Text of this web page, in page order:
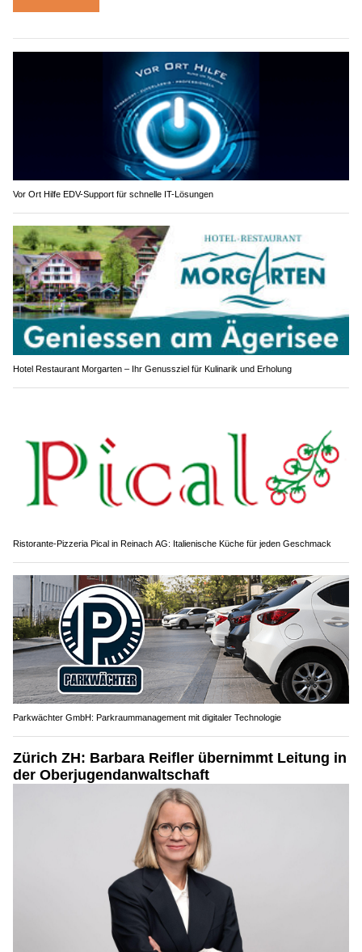
Vor Ort Hilfe EDV-Support für schnelle IT-Lösungen
Hotel Restaurant Morgarten – Ihr Genussziel für Kulinarik und Erholung
Ristorante-Pizzeria Pical in Reinach AG: Italienische Küche für jeden Geschmack
Parkwächter GmbH: Parkraummanagement mit digitaler Technologie
Zürich ZH: Barbara Reifler übernimmt Leitung in
der Oberjugendanwaltschaft